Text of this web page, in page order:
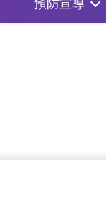
預防宣導